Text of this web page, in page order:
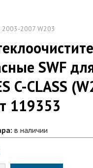
2003-2007 W203
SWF
C-CLASS
119353
в наличии